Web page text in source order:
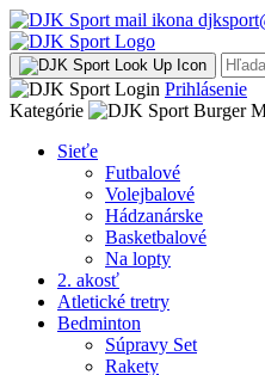
Prihlásenie
Kategórie
Sieťe
Futbalové
Volejbalové
Hádzanárske
Basketbalové
Na lopty
2. akosť
Atletické tretry
Bedminton
Súpravy Set
Rakety